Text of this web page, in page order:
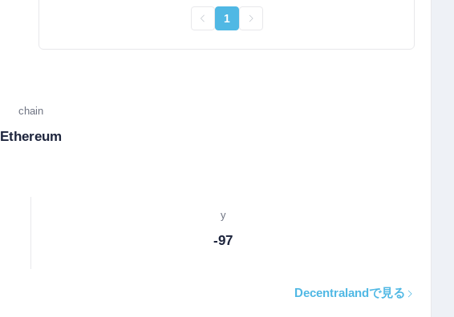
1
chain
Ethereum
y
-97
Decentralandで見る